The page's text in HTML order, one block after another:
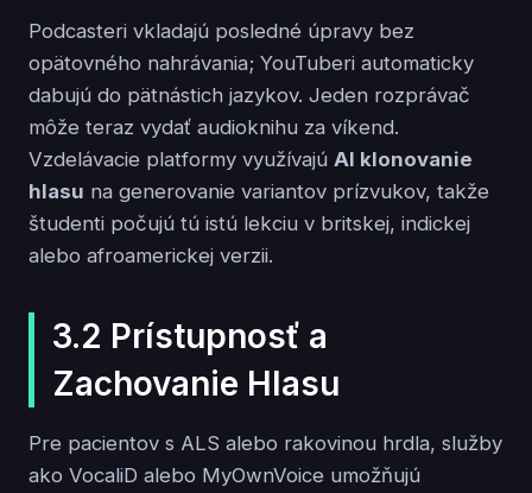
Podcasteri vkladajú posledné úpravy bez
opätovného nahrávania; YouTuberi automaticky
dabujú do pätnástich jazykov. Jeden rozprávač
môže teraz vydať audioknihu za víkend.
Vzdelávacie platformy využívajú AI klonovanie
hlasu na generovanie variantov prízvukov, takže
študenti počujú tú istú lekciu v britskej, indickej
alebo afroamerickej verzii.
3.2 Prístupnosť a
Zachovanie Hlasu
Pre pacientov s ALS alebo rakovinou hrdla, služby
ako VocaliD alebo MyOwnVoice umožňujú